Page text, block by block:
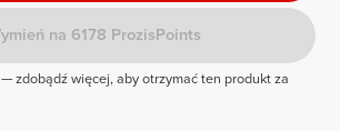
na 6178 ProzisPoints
— zdobądź więcej, aby otrzymać ten produkt za